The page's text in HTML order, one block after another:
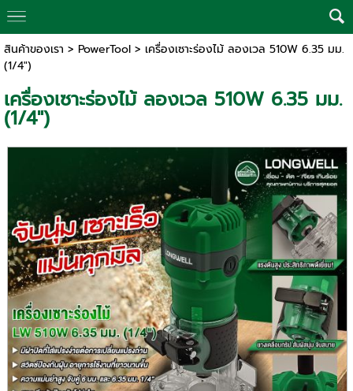
สินค้าของเรา > PowerTool> เครื่องเซาะร่องไม้ ลองเวล 510W 6.35 มม.
(1/4")
เครื่องเซาะร่องไม้ ลองเวล 510W 6.35 มม.
(1/4")